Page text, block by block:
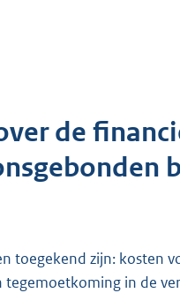
de
toegekend zijn: kosten
in de